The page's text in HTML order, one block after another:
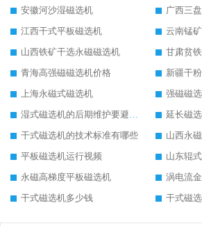
安徽河沙湿磁选机
广西三
江西干式平板磁选机
云南锰
山西铁矿干选永磁磁选机
甘肃贫
青海高强磁磁选机价格
新疆干
上海永磁式磁选机
湿式磁选机的后期维护要避开哪些坑
延长磁
干式磁选机的技术标准有哪些
平板磁选机运行视频
山东辊
永磁高梯度平板磁选机
涡电流
干式磁选机多少钱
干式磁